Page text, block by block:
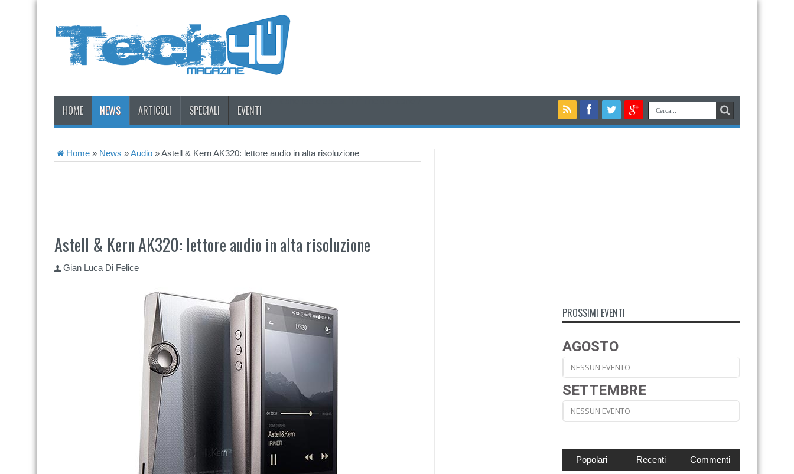
HOME NEWS ARTICOLI SPECIALI EVENTI
Home » News »Audio »Astell & Kern AK320: lettore audio in alta risoluzione
Astell & Kern AK320: lettore audio in alta risoluzione
Gian Luca Di Felice
PROSSIMI EVENTI
AGOSTO
NESSUN EVENTO
SETTEMBRE
NESSUN EVENTO
Popolari Recenti Commenti